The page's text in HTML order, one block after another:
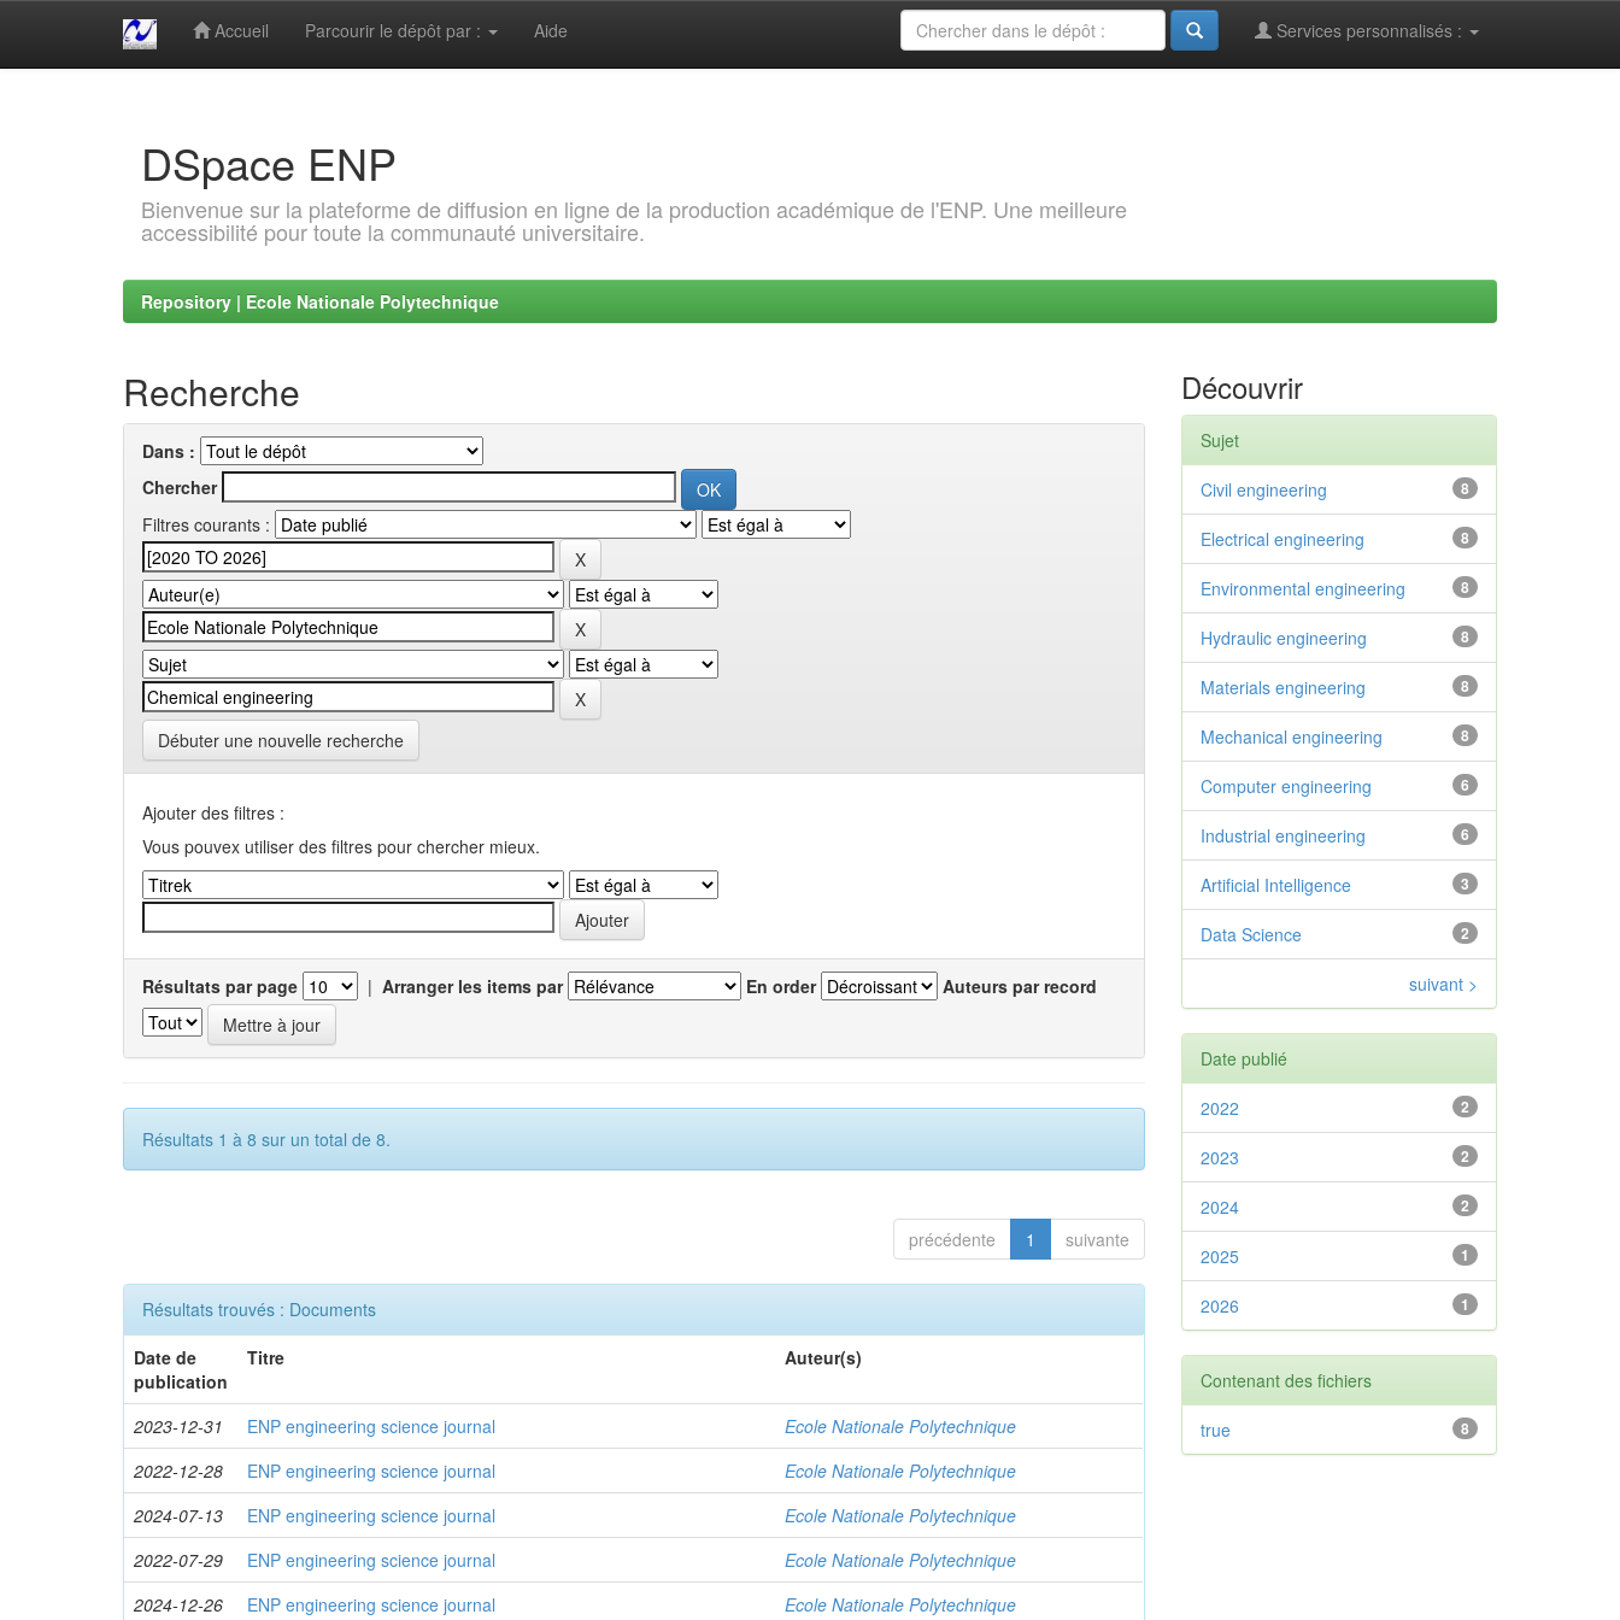
Accueil Parcourir le dépôt par : Aide Services personnalisés :
DSpace ENP
Bienvenue sur la plateforme de diffusion en ligne de la production académique de l'ENP. Une meilleure
accessibilité pour toute la communauté universitaire.
Repository | Ecole Nationale Polytechnique
Recherche
Dans :
Chercher
Filtres courants :
Débuter une nouvelle recherche
Ajouter des filtres :
Vous pouvex utiliser des filtres pour chercher mieux.
Résultats par page | Arranger les items par En order Auteurs par record
Résultats 1 à 8 sur un total de 8.
précédente 1 suivante
Résultats trouvés : Documents
Date de
publication
Titre Auteur(s)
2023-12-31 ENP engineering science journal
Ecole Nationale Polytechnique
2022-12-28
ENP engineering science journal
Ecole Nationale Polytechnique
2024-07-13
ENP engineering science journal
Ecole Nationale Polytechnique
2022-07-29
ENP engineering science journal
Ecole Nationale Polytechnique
2024-12-26
ENP engineering science journal Ecole Nationale Polytechnique
Découvrir
Sujet
8
Civil engineering
8
Electrical engineering
8
Environmental engineering
8
Hydraulic engineering
8
Materials engineering
8
Mechanical engineering
6
Computer engineering
6
Industrial engineering
3
Artificial Intelligence
2
Data Science
suivant >
Date publié
2
2022
2
2023
2
2024
1
2025
1
2026
Contenant des fichiers
8
true